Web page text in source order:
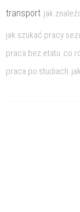
transport jak
jak szukać pracy
praca bez etatu co
praca po studiach